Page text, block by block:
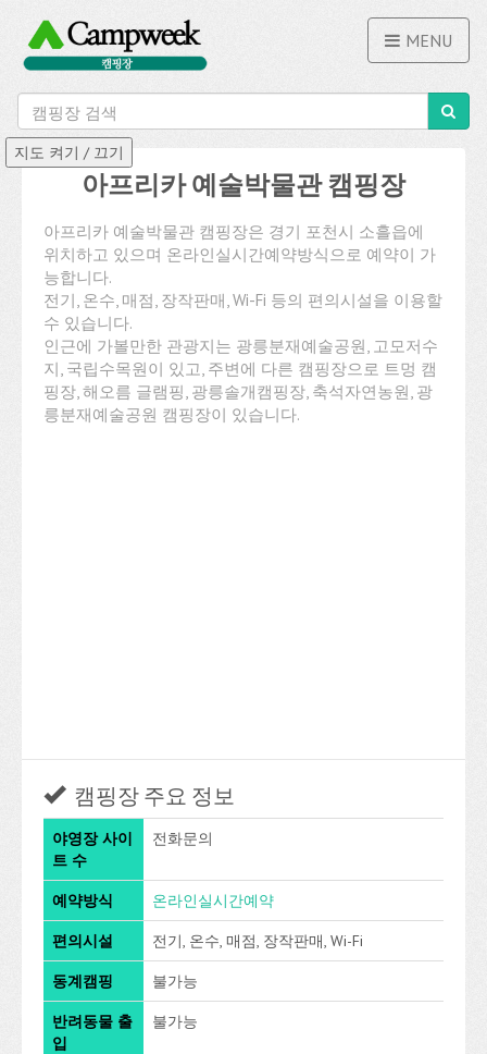
MENU
아프리카 예술박물관 캠핑장
아프리카 예술박물관 캠핑장은 경기 포천시 소흘읍에
위치하고 있으며 온라인실시간예약방식으로 예약이 가
능합니다.
전기, 온수, 매점, 장작판매, Wi-Fi 등의 편의시설을 이용할
수 있습니다.
인근에 가볼만한 관광지는 광릉분재예술공원, 고모저수
지, 국립수목원이 있고, 주변에 다른 캠핑장으로 트멍 캠
핑장, 해오름 글램핑, 광릉솔개캠핑장, 축석자연농원, 광
릉분재예술공원 캠핑장이 있습니다.
캠핑장 주요 정보
야영장 사이
트 수
전화문의
예약방식 온라인실시간예약
편의시설 전기, 온수, 매점, 장작판매, Wi-Fi
동계캠핑 불가능
반려동물 출
입
불가능